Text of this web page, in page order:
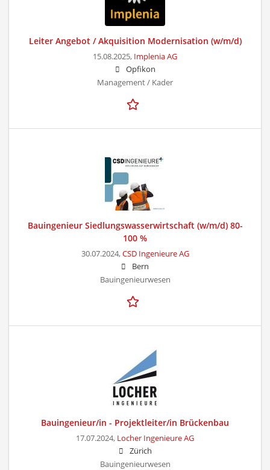
Leiter Angebot / Akquisition Modernisation (w/m/d)
15.08.2025, Implenia AG
Opfikon
Management / Kader
Bauingenieur Siedlungswasserwirtschaft (w/m/d) 80-
100 %
30.07.2024,CSD Ingenieure AG
Bern
Bauingenieurwesen
Bauingenieur/in - Projektleiter/in Brückenbau
17.07.2024, Locher Ingenieure AG
Zürich
Bauingenieurwesen